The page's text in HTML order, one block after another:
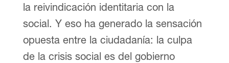
la reivindicación identitaria con la
social. Y eso ha generado la sensación
opuesta entre la ciudadanía: la culpa
de la crisis social es del gobierno